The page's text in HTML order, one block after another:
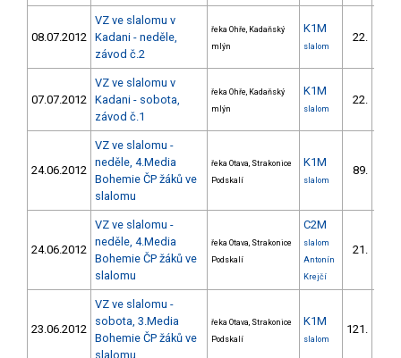
08.07.2012
VZ ve slalomu v
Kadani - neděle,
závod č.2
řeka Ohře, Kadaňský
mlýn
K1M
slalom
22.
07.07.2012
VZ ve slalomu v
Kadani - sobota,
závod č.1
řeka Ohře, Kadaňský
mlýn
K1M
slalom
22.
24.06.2012
VZ ve slalomu -
neděle, 4.Media
Bohemie ČP žáků ve
slalomu
řeka Otava, Strakonice
Podskalí
K1M
slalom
89.
24.06.2012
VZ ve slalomu -
neděle, 4.Media
Bohemie ČP žáků ve
slalomu
řeka Otava, Strakonice
Podskalí
C2M
slalom
Antonín
Krejčí
21.
23.06.2012
VZ ve slalomu -
sobota, 3.Media
Bohemie ČP žáků ve
slalomu
řeka Otava, Strakonice
Podskalí
K1M
slalom
121.